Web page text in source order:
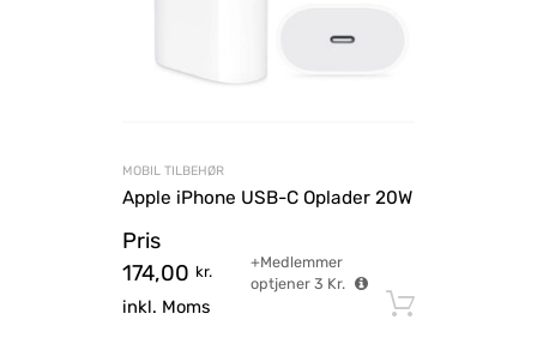
MOBIL TILBEHØR
Apple iPhone USB-C Oplader 20W
Pris
174,00 kr.
inkl. Moms
+Medlemmer
optjener 3 Kr.